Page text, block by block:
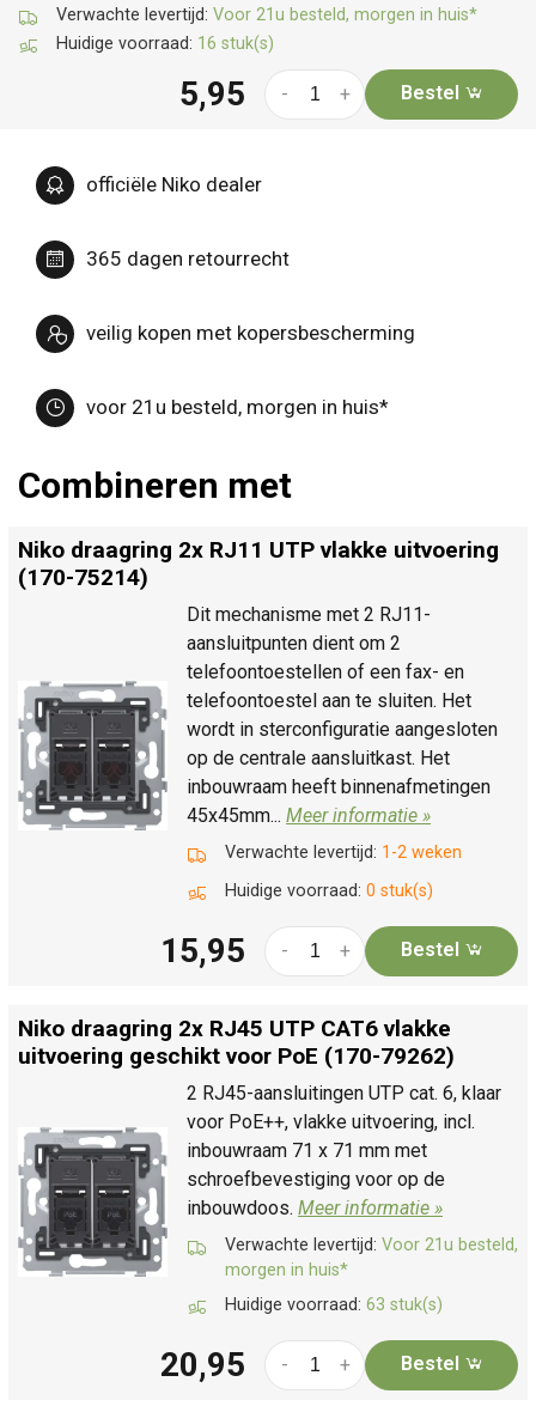
Verwachte levertijd: Voor 21u besteld, morgen in huis*
Huidige voorraad: 16 stuk(s)
5,95 +
- Bestel
officiële Niko dealer
365 dagen retourrecht
veilig kopen met kopersbescherming
voor 21u besteld, morgen in huis*
Combineren met
Niko draagring 2x RJ11 UTP vlakke uitvoering
(170-75214)
Dit mechanisme met 2 RJ11-
aansluitpunten dient om 2
telefoontoestellen of een fax- en
telefoontoestel aan te sluiten. Het
wordt in sterconfiguratie aangesloten
op de centrale aansluitkast. Het
inbouwraam heeft binnenafmetingen
45x45mm... Meer informatie »
Verwachte levertijd: 1-2 weken
Huidige voorraad: 0 stuk(s)
15,95 +
- Bestel
Niko draagring 2x RJ45 UTP CAT6 vlakke
uitvoering geschikt voor PoE (170-79262)
2 RJ45-aansluitingen UTP cat. 6, klaar
voor PoE++, vlakke uitvoering, incl.
inbouwraam 71 x 71 mm met
schroefbevestiging voor op de
inbouwdoos. Meer informatie »
Verwachte levertijd: Voor 21u besteld,
morgen in huis*
Huidige voorraad: 63 stuk(s)
20,95 +
- Bestel